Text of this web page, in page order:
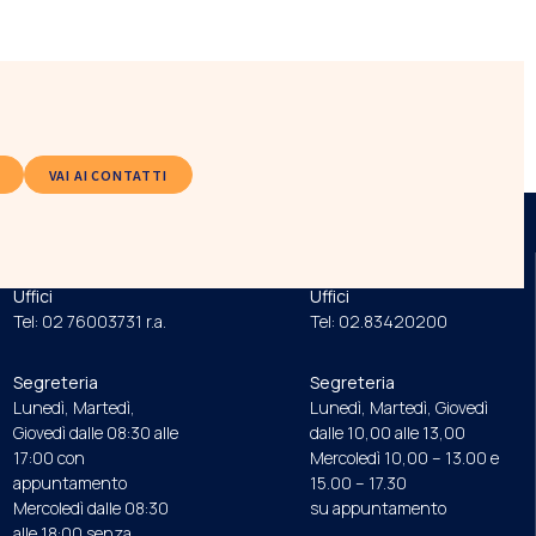
VAI AI CONTATTI
Uffici
Tel: 02 76003731 r.a.
Segreteria
Lunedì, Martedì,
Giovedì dalle 08:30 alle
17:00 con
appuntamento
Mercoledì dalle 08:30
Uffici
Tel: 02.83420200
Segreteria
Lunedì, Martedì, Giovedì
dalle 10,00 alle 13,00
Mercoledì 10,00 – 13.00 e
15.00 – 17.30
su appuntamento